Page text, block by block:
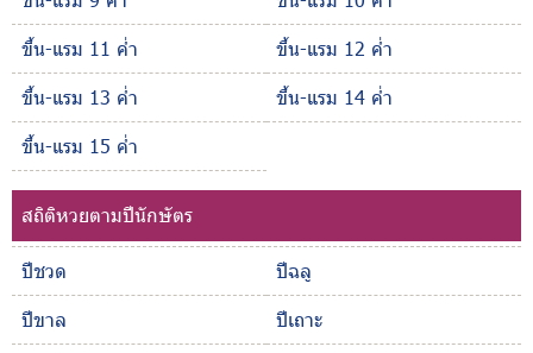
ขึ้น-แรม 11 ค่ำ
ขึ้น-แรม 12 ค่ำ
ขึ้น-แรม 13 ค่ำ
ขึ้น-แรม 14 ค่ำ
ขึ้น-แรม 15 ค่ำ
สถิติหวยตามปีนักษัตร
ปีชวด
ปีฉลู
ปีขาล
ปีเถาะ